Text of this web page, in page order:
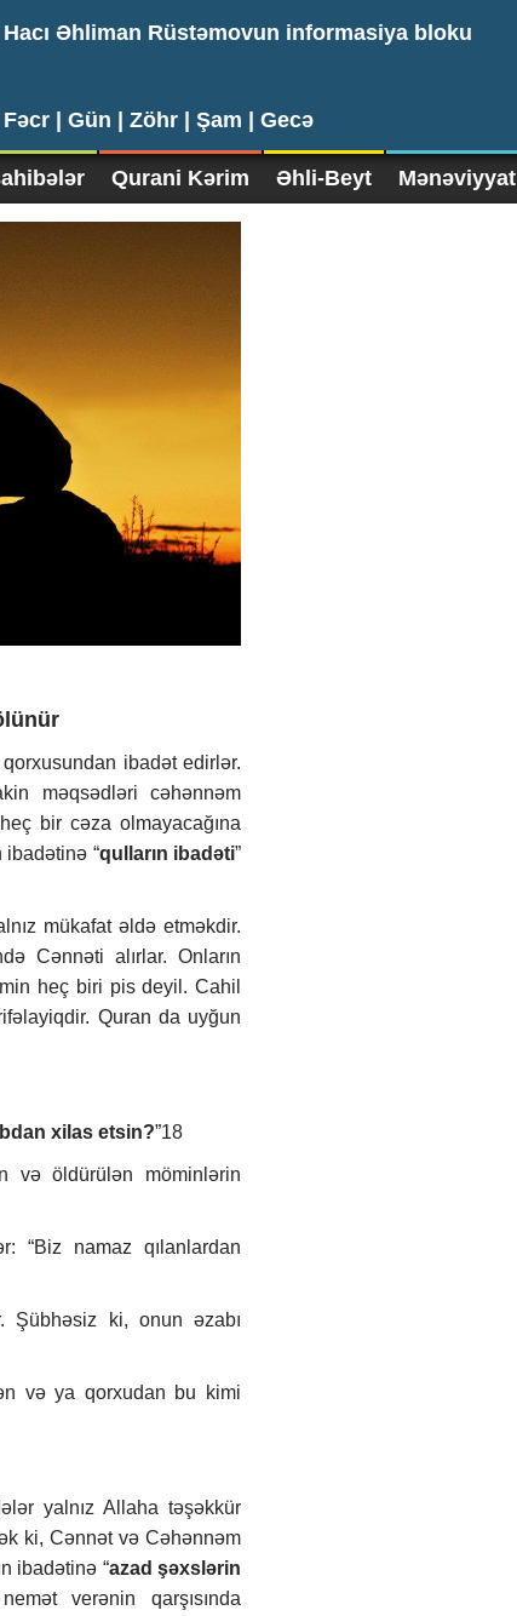
Hacı Əhliman Rüstəmovun informasiya bloku
Fəcr | Gün | Zöhr | Şam | Gecə
Qurani Kərim Əhli-Beyt Mənəviyyat
ibadət edirlər.
məqsədləri cəhənnəm
bir cəza olmayacağına
ibadətinə “qulların ibadəti”
mükafat əldə etməkdir.
Cənnəti alırlar. Onların
heç biri pis deyil. Cahil
Quran da uyğun
xilas etsin?”18
və öldürülən möminlərin
“Biz namaz qılanlardan
Şübhəsiz ki, onun əzabı
və ya qorxudan bu kimi
yalnız Allaha təşəkkür
ki, Cənnət və Cəhənnəm
ibadətinə “azad şəxslərin
verənin qarşısında